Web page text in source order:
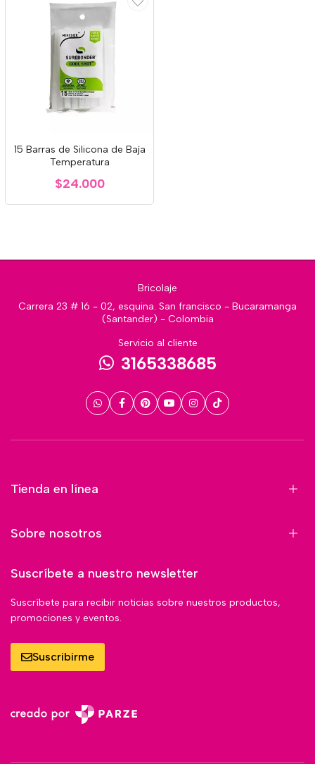
15 Barras de Silicona de Baja
Temperatura
$24.000
Bricolaje
Carrera 23 # 16 - 02, esquina. San francisco - Bucaramanga
(Santander) - Colombia
Servicio al cliente
3165338685
Tienda en línea
Sobre nosotros
Suscríbete a nuestro newsletter
Suscríbete para recibir noticias sobre nuestros productos,
promociones y eventos.
Suscribirme